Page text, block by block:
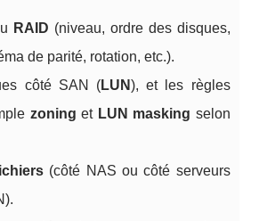
RAID (niveau, ordre des disques,
de parité, rotation, etc.).
côté SAN (LUN), et les règles
zoning et LUN masking selon
(côté NAS ou côté serveurs